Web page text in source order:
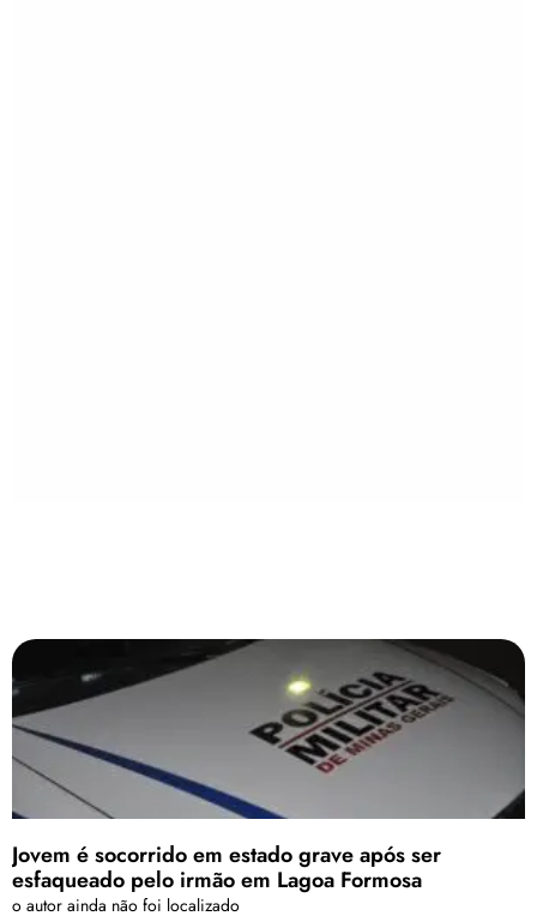
Jovem é socorrido em estado grave após ser
esfaqueado pelo irmão em Lagoa Formosa
o autor ainda não foi localizado